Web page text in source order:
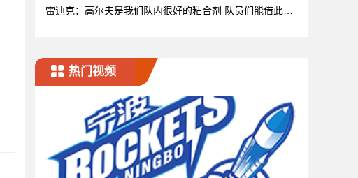
雷迪克：高尔夫是我们队内很好的粘合剂 队员们能借此尽
热门视频